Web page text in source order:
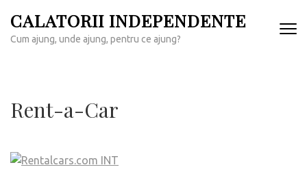
conținut
CALATORII INDEPENDENTE
Cum ajung, unde ajung, pentru ce ajung?
Rent-a-Car